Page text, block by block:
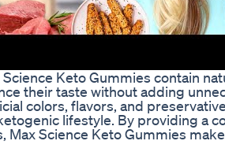
Keto Gummies contain
their taste without adding
colors, flavors, and
lifestyle. By providing a
Max Science Keto Gummies